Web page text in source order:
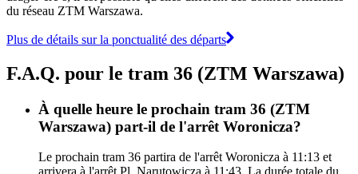
du réseau ZTM Warszawa.
Plus de détails sur la ponctualité des départs
F.A.Q. pour le tram 36 (ZTM Warszawa)
À quelle heure le prochain tram 36 (ZTM
Warszawa) part-il de l'arrêt Woronicza?
Le prochain tram 36 partira de l'arrêt Woronicza à 11:13 et